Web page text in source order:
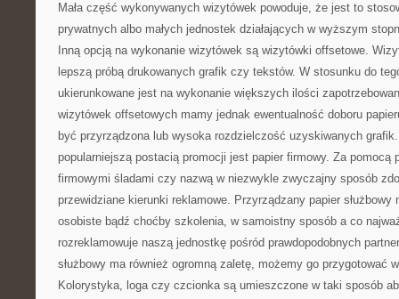
Mała część wykonywanych wizytówek powoduje, że jest to
prywatnych albo małych jednostek działających w wyższym
Inną opcją na wykonanie wizytówek są wizytówki offsetowe.
lepszą próbą drukowanych grafik czy tekstów. W stosunku do
ukierunkowane jest na wykonanie większych ilości
wizytówek offsetowych mamy jednak ewentualność doboru
być przyrządzona lub wysoka rozdzielczość uzyskiwanych
popularniejszą postacią promocji jest papier firmowy. Za pomocą
firmowymi śladami czy nazwą w niezwykle zwyczajny sposób
przewidziane kierunki reklamowe. Przyrządzany papier służbowy
osobiste bądź choćby szkolenia, w samoistny sposób a co
rozreklamowuje naszą jednostkę pośród prawdopodobnych
służbowy ma również ogromną zaletę, możemy go przygotować
Kolorystyka, loga czy czcionka są umieszczone w taki sposób